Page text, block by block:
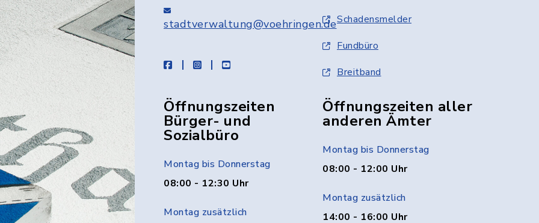
stadtverwaltung@voehringen.de
facebookinstagramyoutube
Schadensmelder
Fundbüro
Breitband
Öffnungszeiten
Bürger- und
Sozialbüro
Montag bis Donnerstag
08:00 - 12:30 Uhr
Montag zusätzlich
Öffnungszeiten aller
anderen Ämter
Montag bis Donnerstag
08:00 - 12:00 Uhr
Montag zusätzlich
14:00 - 16:00 Uhr